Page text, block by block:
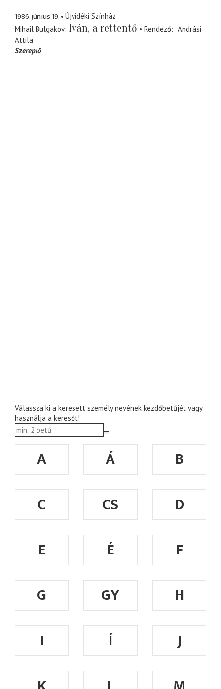
1986. június 19.
Újvidéki Színház
Mihail Bulgakov Iván, a rettentő Rendező
Andrási
Attila
Szereplő
Válassza ki a keresett személy nevének kezdőbetűjét vagy
használja a keresőt!
A Á
B
C
CS
D
E
É
F
G
GY
H
I
Í
J